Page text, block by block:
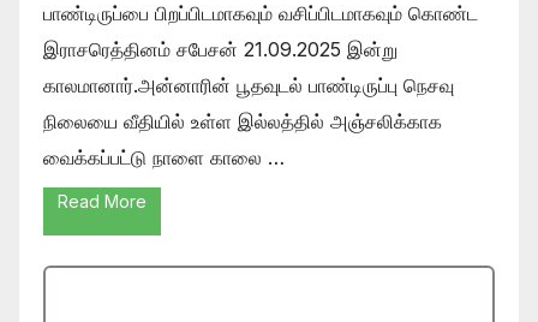
பாண்டிருப்பை பிறப்பிடமாகவும் வசிப்பிடமாகவும் கொண்ட
இராசரெத்தினம் சபேசன் 21.09.2025 இன்று
காலமானார்.அன்னாரின் பூதவுடல் பாண்டிருப்பு நெசவு
நிலையை வீதியில் உள்ள இல்லத்தில் அஞ்சலிக்காக
வைக்கப்பட்டு நாளை காலை …
Read More